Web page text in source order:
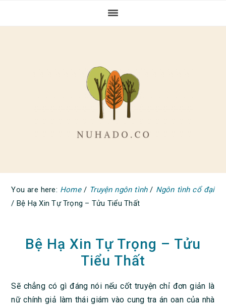
You are here: Home / Truyện ngôn tình / Ngôn tình cổ đại
/ Bệ Hạ Xin Tự Trọng – Tửu Tiểu Thất
Bệ Hạ Xin Tự Trọng – Tửu
Tiểu Thất
Sẽ chẳng có gì đáng nói nếu cốt truyện chỉ đơn giản là
nữ chính giả làm thái giám vào cung tra án oan của nhà